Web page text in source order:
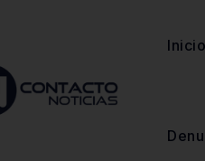
Inicio